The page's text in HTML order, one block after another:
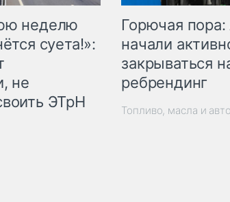
неделю
суета!»:
не
ЭТрН
Горючая
начали
закрываться
ребрендинг
Топливо, масла и